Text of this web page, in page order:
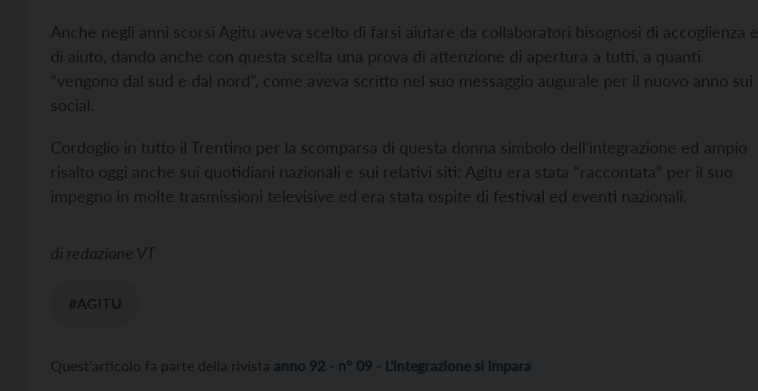
Anche negli anni scorsi Agitu aveva scelto di farsi aiutare da collaboratori bisognosi di accoglienza e
di aiuto, dando anche con questa scelta una prova di attenzione di apertura a tutti, a quanti
“vengono dal sud e dal nord”, come aveva scritto nel suo messaggio augurale per il nuovo anno sui
social.
Cordoglio in tutto il Trentino per la scomparsa di questa donna simbolo dell’integrazione ed ampio
risalto oggi anche sui quotidiani nazionali e sui relativi siti: Agitu era stata “raccontata” per il suo
impegno in molte trasmissioni televisive ed era stata ospite di festival ed eventi nazionali.
di redazione VT
#AGITU
Quest'articolo fa parte della rivista anno 92 - n° 09 - L'integrazione si impara